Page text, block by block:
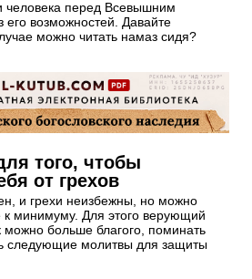
человека перед Всевышним
возможностей. Давайте
можно читать намаз сидя?
того, чтобы
от грехов
и грехи неизбежны, но можно
к минимуму. Для этого верующий
можно больше благого, поминать
следующие молитвы для защиты